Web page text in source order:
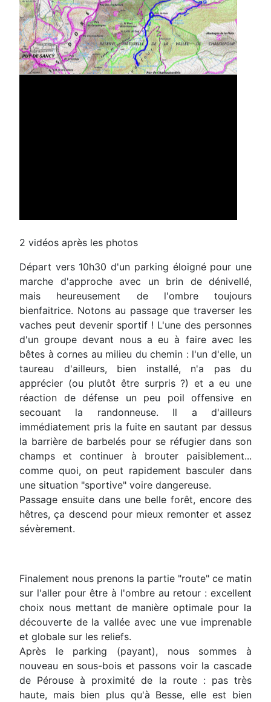
2 vidéos après les photos
Départ vers 10h30 d'un parking éloigné pour une
marche d'approche avec un brin de dénivellé,
mais heureusement de l'ombre toujours
bienfaitrice. Notons au passage que traverser les
vaches peut devenir sportif ! L'une des personnes
d'un groupe devant nous a eu à faire avec les
bêtes à cornes au milieu du chemin : l'un d'elle, un
taureau d'ailleurs, bien installé, n'a pas du
apprécier (ou plutôt être surpris ?) et a eu une
réaction de défense un peu poil offensive en
secouant la randonneuse. Il a d'ailleurs
immédiatement pris la fuite en sautant par dessus
la barrière de barbelés pour se réfugier dans son
champs et continuer à brouter paisiblement...
comme quoi, on peut rapidement basculer dans
une situation "sportive" voire dangereuse.
Passage ensuite dans une belle forêt, encore des
hêtres, ça descend pour mieux remonter et assez
sévèrement.
Finalement nous prenons la partie "route" ce matin
sur l'aller pour être à l'ombre au retour : excellent
choix nous mettant de manière optimale pour la
découverte de la vallée avec une vue imprenable
et globale sur les reliefs.
Après le parking (payant), nous sommes à
nouveau en sous-bois et passons voir la cascade
de Pérouse à proximité de la route : pas très
haute, mais bien plus qu'à Besse, elle est bien